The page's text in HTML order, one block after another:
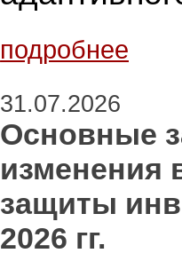
подробнее
31.07.2026
Основные
изменения
защиты
2026 гг.